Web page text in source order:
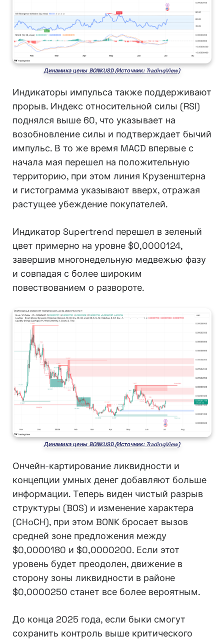
Динамика цены BONKUSD (Источник: TradingView)
Индикаторы импульса также поддерживают
прорыв. Индекс относительной силы (RSI)
поднялся выше 60, что указывает на
возобновление силы и подтверждает бычий
импульс. В то же время MACD впервые с
начала мая перешел на положительную
территорию, при этом линия Крузенштерна
и гистограмма указывают вверх, отражая
растущее убеждение покупателей.
Индикатор Supertrend перешел в зеленый
цвет примерно на уровне $0,0000124,
завершив многонедельную медвежью фазу
и совпадая с более широким
повествованием о развороте.
Динамика цены BONKUSD (Источник: TradingView)
Ончейн-картирование ликвидности и
концепции умных денег добавляют больше
информации. Теперь виден чистый разрыв
структуры (BOS) и изменение характера
(CHoCH), при этом BONK бросает вызов
средней зоне предложения между
$0,0000180 и $0,0000200. Если этот
уровень будет преодолен, движение в
сторону зоны ликвидности в районе
$0,0000250 станет все более вероятным.
До конца 2025 года, если быки смогут
сохранить контроль выше критического